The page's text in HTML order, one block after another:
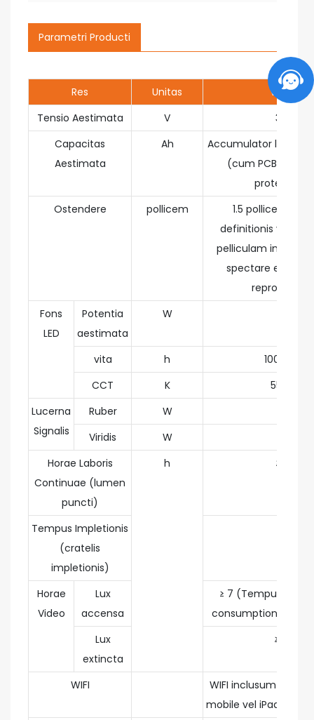
Parametri Producti
Res Unitas
Valor
Tensio Aestimata
V
3.7
Capacitas
Aestimata
Ah
Accumulator lithii 6.6
(cum PCB et
protectivo)
Ostendere
pollicem
1.5 pollices LCD
definitionis velum,
pelliculam in
spectare et a
reproducere
Fons
LED
Potentia
aestimata
W
vita h
100,000
CCT
K
5500
Lucerna
Signalis
Ruber W
Viridis
W
Horae Laboris
Continuae (lumen
puncti)
h ≥18
Tempus Impletionis
(cratelis
impletionis)
Horae
Video
Lux
accensa
≥ 7 (Tempus
consumptionis
Lux
extincta
≥ 15
WIFI
WIFI inclusum ad
mobile vel iPad